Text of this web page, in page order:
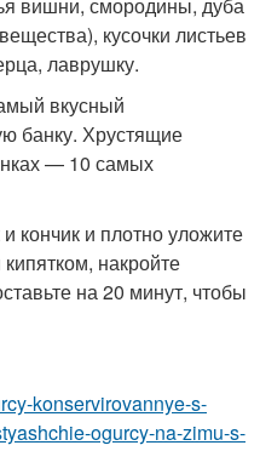
кусочки листьев
лаврушку.
кончик и плотно уложите
накройте
на 20 минут, чтобы
konservirovannye-s-
ogurcy-na-zimu-s-